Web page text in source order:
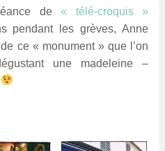
de « télé-croquis »
pendant les grèves, Anne
ce « monument » que l’on
une madeleine –